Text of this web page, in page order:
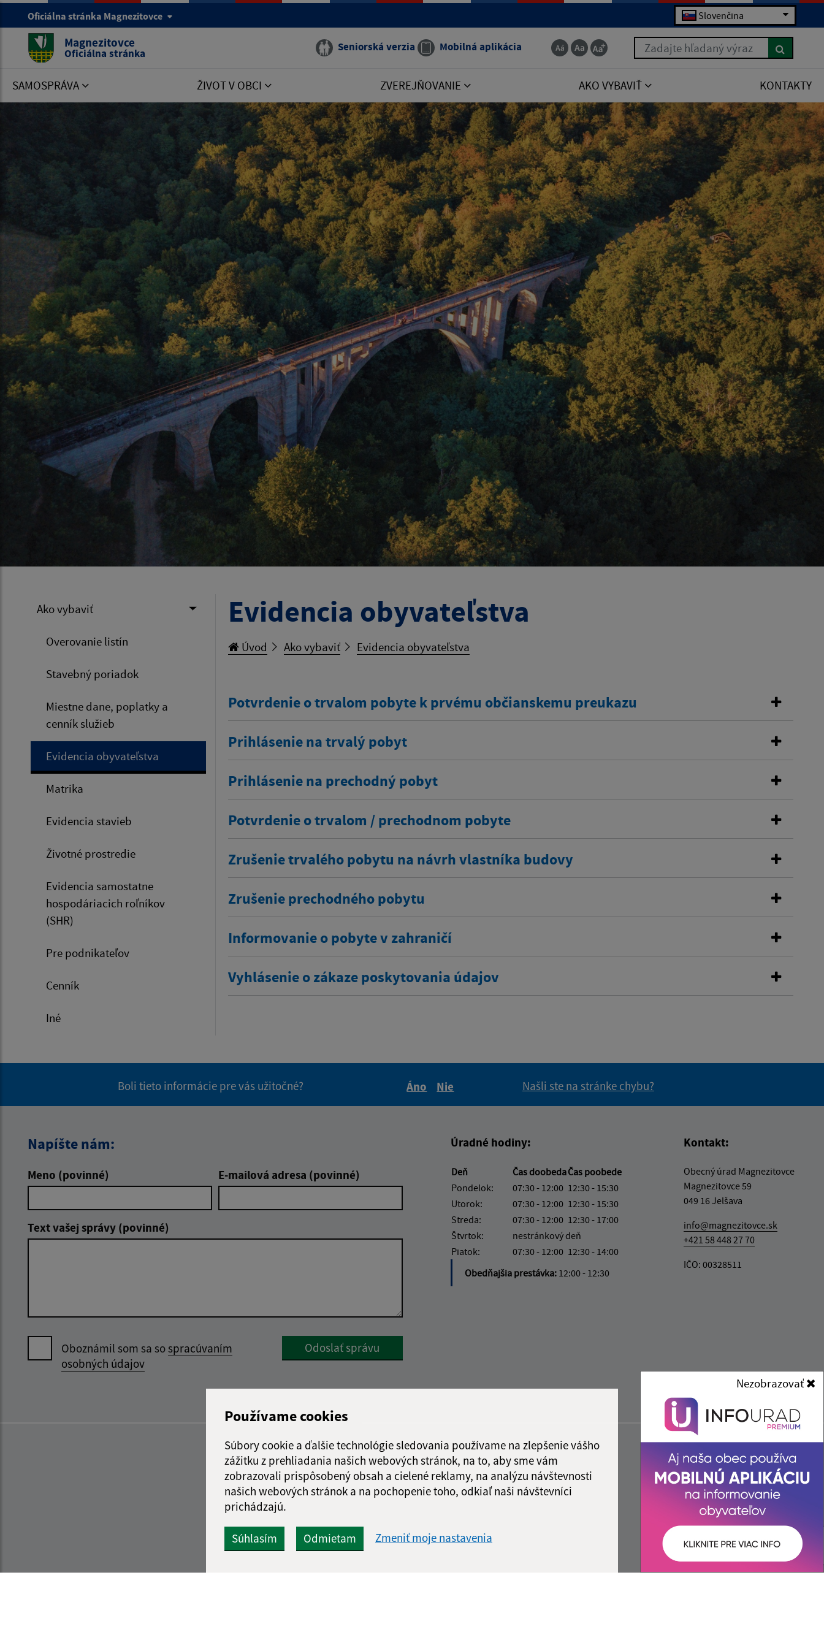
Používame cookies
Súbory cookie a ďalšie technológie sledovania používame na zlepšenie vášho
zážitku z prehliadania našich webových stránok, na to, aby sme vám
zobrazovali prispôsobený obsah a cielené reklamy, na analýzu návštevnosti
našich webových stránok a na pochopenie toho, odkiaľ naši návštevníci
prichádzajú.
Súhlasím Odmietam Zmeniť moje nastavenia
Nezobrazovať
Oficiálna stránka Magnezitovce Slovenčina
Magnezitovce
Oficiálna stránka Seniorská verzia Mobilná aplikácia Zadajte hľadaný výraz
SAMOSPRÁVA ŽIVOT V OBCI ZVEREJŇOVANIE AKO VYBAVIŤ KONTAKTY
Ako vybaviť
Overovanie listín
Stavebný poriadok
Miestne dane, poplatky a
cenník služieb
Evidencia obyvateľstva
Matrika
Evidencia stavieb
Životné prostredie
Evidencia samostatne
hospodáriacich roľníkov
(SHR)
Pre podnikateľov
Cenník
Iné
Evidencia obyvateľstva
Úvod Ako vybaviť Evidencia obyvateľstva
Potvrdenie o trvalom pobyte k prvému občianskemu preukazu
Prihlásenie na trvalý pobyt
Prihlásenie na prechodný pobyt
Potvrdenie o trvalom / prechodnom pobyte
Zrušenie trvalého pobytu na návrh vlastníka budovy
Zrušenie prechodného pobytu
Informovanie o pobyte v zahraničí
Vyhlásenie o zákaze poskytovania údajov
Boli tieto informácie pre vás užitočné?
Áno
Nie
Našli ste na stránke chybu?
Napíšte nám:
Meno (povinné) E-mailová adresa (povinné)
Text vašej správy (povinné)
Oboznámil som sa sospracúvaním
osobných údajov
Google reCaptcha Response
Odoslať správu
Úradné hodiny:
Deň Čas doobedaČas poobede
Pondelok:
07:30 - 12:00 12:30 - 15:30
Utorok:
07:30 - 12:00 12:30 - 15:30
Streda:
07:30 - 12:00 12:30 - 17:00
Štvrtok:
nestránkový deň
Piatok:
07:30 - 12:00 12:30 - 14:00
Obedňajšia prestávka: 12:00 - 12:30
Kontakt:
Obecný úrad Magnezitovce
Magnezitovce 59
049 16 Jelšava
info@magnezitovce.sk
+421 58 448 27 70
IČO: 00328511